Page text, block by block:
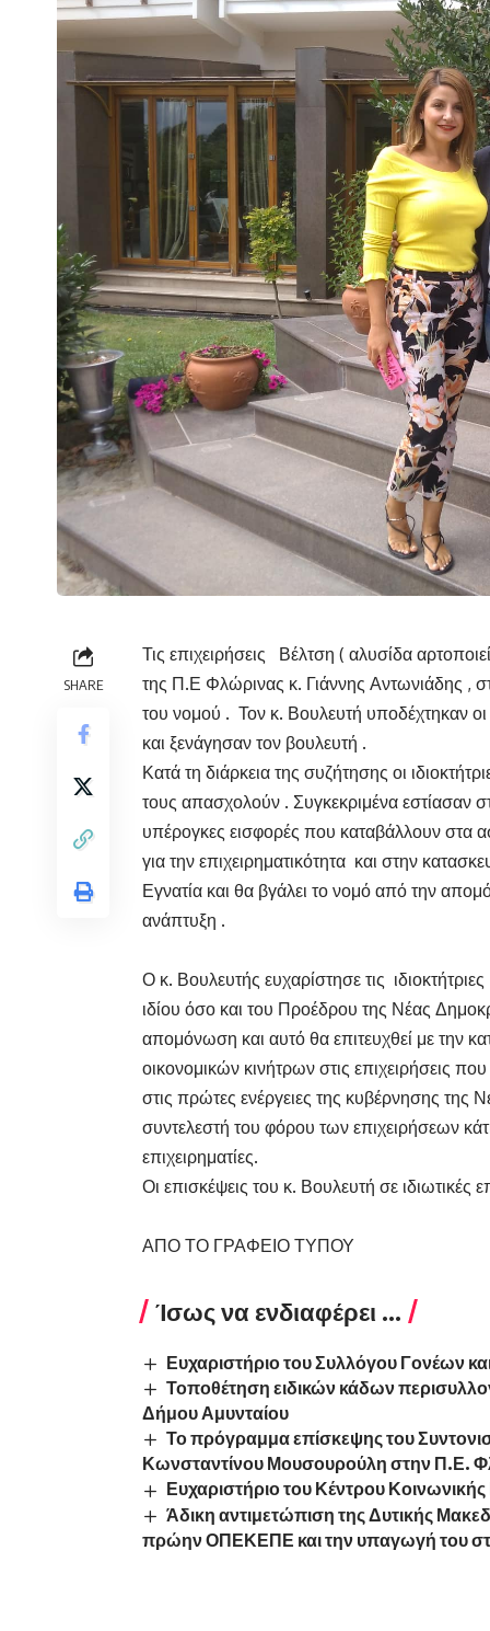
SHARE
Τις επιχειρήσεις Βέλτση ( αλυσίδα
της Π.Ε Φλώρινας κ. Γιάννης Αντωνιάδης ,
του νομού . Τον κ. Βουλευτή υποδέχτηκαν
και ξενάγησαν τον βουλευτή .
Κατά τη διάρκεια της συζήτησης οι
τους απασχολούν . Συγκεκριμένα
υπέρογκες εισφορές που καταβάλλουν στα
για την επιχειρηματικότητα και στην
Εγνατία και θα βγάλει το νομό από την
ανάπτυξη .
Ο κ. Βουλευτής ευχαρίστησε τις
ιδίου όσο και του Προέδρου της Νέας
απομόνωση και αυτό θα επιτευχθεί με την
οικονομικών κινήτρων στις επιχειρήσεις
στις πρώτες ενέργειες της κυβέρνησης της
συντελεστή του φόρου των επιχειρήσεων
επιχειρηματίες.
Οι επισκέψεις του κ. Βουλευτή σε ιδιωτικές
ΑΠΟ ΤΟ ΓΡΑΦΕΙΟ ΤΥΠΟΥ
Ίσως να ενδιαφέρει ...
Ευχαριστήριο του Συλλόγου Γονέων
Τοποθέτηση ειδικών κάδων
Δήμου Αμυνταίου
Το πρόγραμμα επίσκεψης του
Κωνσταντίνου Μουσουρούλη στην Π.Ε.
Ευχαριστήριο του Κέντρου
Άδικη αντιμετώπιση της Δυτικής
πρώην ΟΠΕΚΕΠΕ και την υπαγωγή του